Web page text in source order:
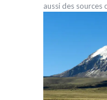
aussi des sources